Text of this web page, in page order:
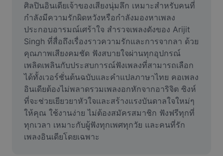
AI Text Remover
AI People Remover
AI Inpainting
Face Cutout
วิดีโอ
ลบพื้นหลังวิดีโอ
ศิลปินอินเดียเจ้าของเสียงนุ่มลึก เหมาะสำหรับคนที่
กำลังมีความรักผิดหวังหรือกำลังมองหาเพลง
ประกอบอารมณ์เศร้าใจ สำรวจเพลงดังของ Arijit
Singh ที่สื่อถึงเรื่องราวความรักและการจากลา ด้วย
คุณภาพเสียงคมชัด ฟังสบายใจผ่านทุกอุปกรณ์
เพลิดเพลินกับประสบการณ์ฟังเพลงที่สามารถเลือก
ได้ทั้งเวอร์ชั่นต้นฉบับและคำแปลภาษาไทย คอเพลง
อินเดียต้องไม่พลาดรวมเพลงอกหักจากอาริจิต ซิงห์
ที่จะช่วยเยียวยาหัวใจและสร้างแรงบันดาลใจใหม่ๆ
ให้คุณ ใช้งานง่าย ไม่ต้องสมัครสมาชิก ฟังฟรีทุกที่
ทุกเวลา เหมาะกับผู้ฟังทุกเพศทุกวัย และคนที่รัก
เพลงอินเดียโดยเฉพาะ